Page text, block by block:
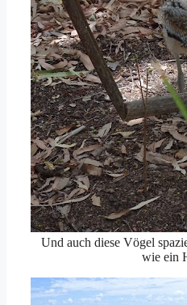
Und auch diese Vögel
wie ein